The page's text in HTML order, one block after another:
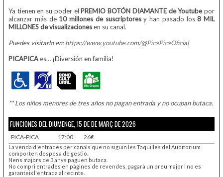
Ya tienen en su poder el PREMIO BOTÓN DIAMANTE de Youtubepor
alcanzar más de 10 millones de suscriptoresy han pasado los8 MIL
MILLONESde visualizacionesen su canal.
Puedes visitarlo en:https://www.youtube.com/@PicaPicaOficial
PICAPICAes… ¡Diversión en familia!
** Los niños menores de tres años no pagan entrada y no ocupan butaca.
FUNCIONES DEL DIUMENGE, 15 DE DE MARÇ DE 2026
PICA-PICA 17:00 26€
La venda d'entrades per canals que no siguin les Taquilles del Auditorium
comporten despesa de gestió.
Nens majors de 3 anys paguen butaca.
No compri entrades en pàgines de revendes, pagarà un preu major i no es
garanteix l'entrada al recinte.